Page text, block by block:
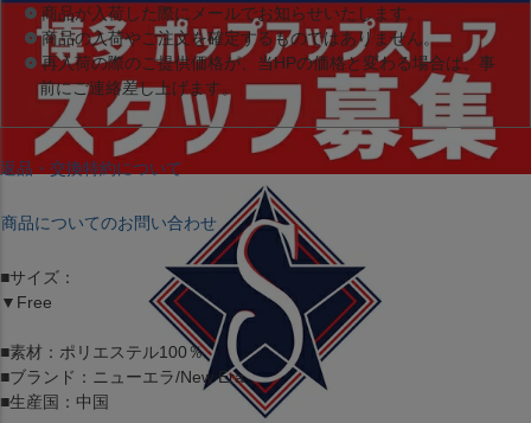
商品が入荷した際にメールでお知らせいたします。
商品の入荷やご注文を確定するものではありません。
再入荷の際のご提供価格が、当HPの価格と変わる場合は、事
前にご連絡差し上げます。
返品・交換特約について
商品についてのお問い合わせ
■サイズ：
▼Free
■素材：ポリエステル100％
■ブランド：ニューエラ/New Era
■生産国：中国